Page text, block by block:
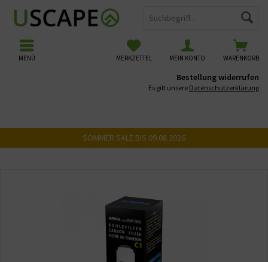
WARENKORB
MERKZETTEL MEIN KONTO
MENÜ
Bestellung widerrufen
Es gilt unsere Datenschutzerklärung
SOMMER SALE BIS 09.08.2026